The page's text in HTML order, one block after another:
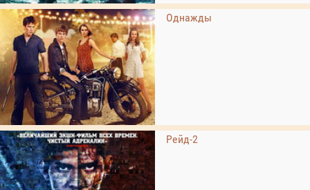
Однажды
Рейд-2